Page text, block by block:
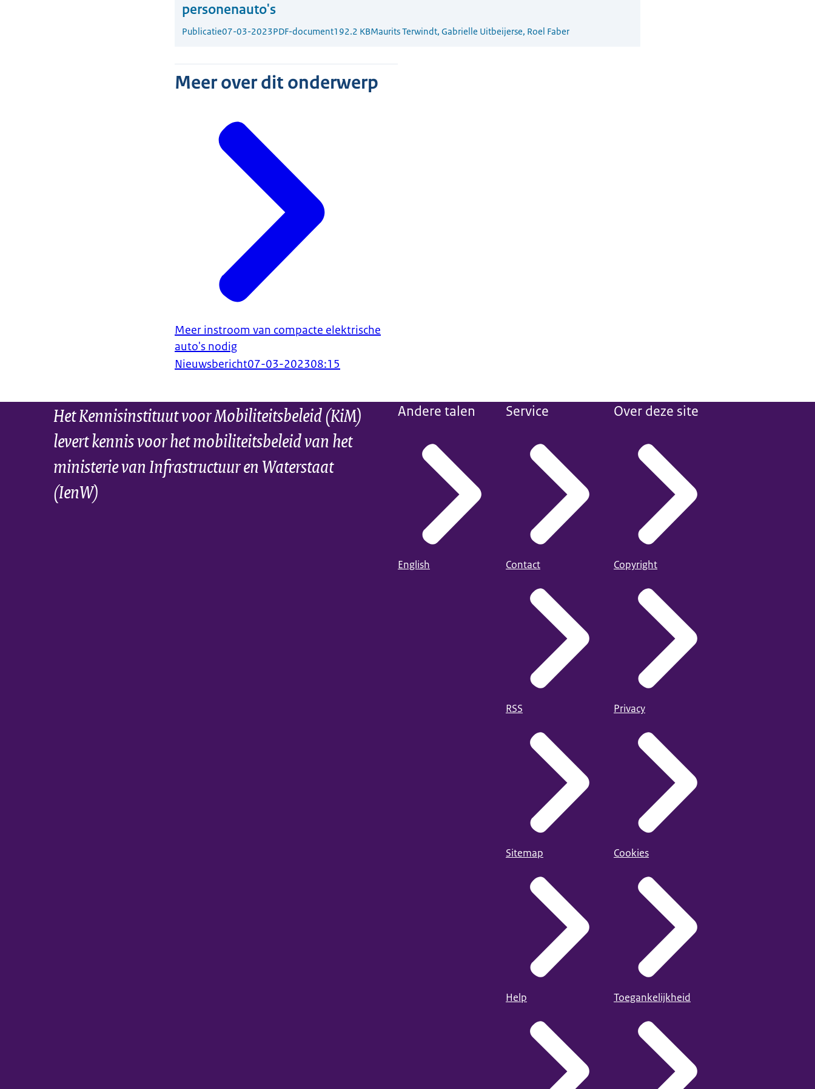
personenauto's
Publicatie07-03-2023PDF-document192.2 KBMaurits Terwindt, Gabrielle Uitbeijerse, Roel Faber
Meer over dit onderwerp
Meer instroom van compacte elektrische
auto's nodig
Nieuwsbericht07-03-202308:15
Het Kennisinstituut voor Mobiliteitsbeleid (KiM)
levert kennis voor het mobiliteitsbeleid van het
ministerie van Infrastructuur en Waterstaat
(IenW)
Andere talen
English
Service
Contact
RSS
Sitemap
Help
Over deze site
Copyright
Privacy
Cookies
Toegankelijkheid